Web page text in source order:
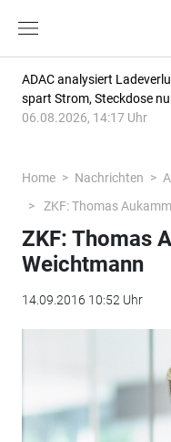
ADAC analysiert
spart Strom, Steckdose
06.08.2026, 14:17 Uhr
Home Nachrichten
ZKF: Thomas
ZKF: Thomas
Weichtmann
14.09.2016 10:52 Uhr